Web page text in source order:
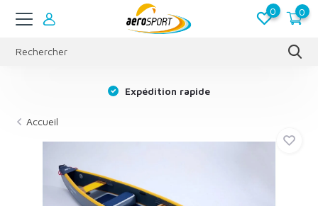
0 0
Expédition rapide
Accueil